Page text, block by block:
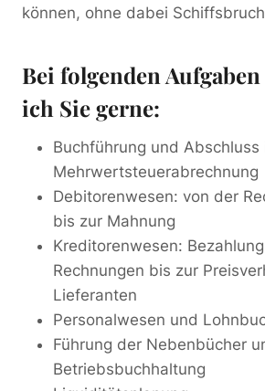
können, ohne dabei
Bei folgenden
ich Sie gerne:
Buchführung und Abschluss
Mehrwertsteuerabrechnung
Debitorenwesen: von der
bis zur Mahnung
Kreditorenwesen:
Rechnungen bis zur
Lieferanten
Personalwesen und
Führung der Nebenbücher
Betriebsbuchhaltung